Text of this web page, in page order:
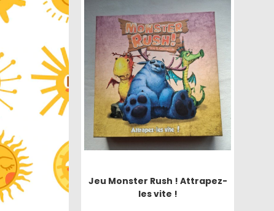
Jeu Monster Rush ! Attrapez-
les vite !